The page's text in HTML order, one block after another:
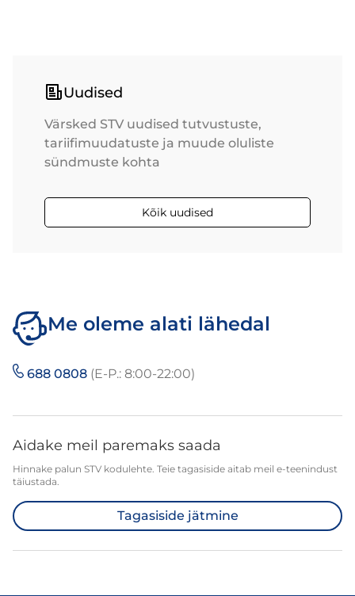
Uudised
Värsked STV uudised tutvustuste,
tariifimuudatuste ja muude oluliste
sündmuste kohta
Kõik uudised
Me oleme alati lähedal
688 0808 (E-P.: 8:00-22:00)
Aidake meil paremaks saada
Hinnake palun STV kodulehte. Teie tagasiside aitab meil e-teenindust
täiustada.
Tagasiside jätmine